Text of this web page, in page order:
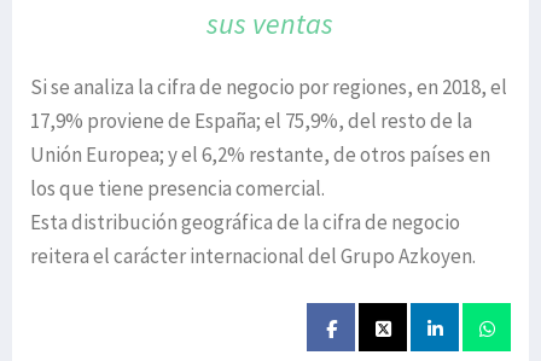
sus ventas
Si se analiza la cifra de negocio por regiones, en 2018, el
17,9% proviene de España; el 75,9%, del resto de la
Unión Europea; y el 6,2% restante, de otros países en
los que tiene presencia comercial.
Esta distribución geográfica de la cifra de negocio
reitera el carácter internacional del Grupo Azkoyen.